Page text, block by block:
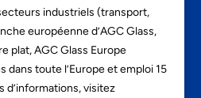
industriels (transport,
européenne d’AGC Glass,
plat, AGC Glass Europe
dans toute l’Europe et emploi 15
d’informations, visitez